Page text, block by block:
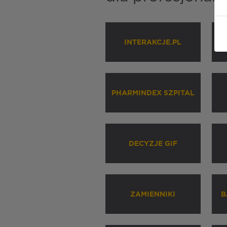
INTERAKCJE.PL
PHARMINDEX SZPITAL
DECYZJE GIF
ZAMIENNIKI